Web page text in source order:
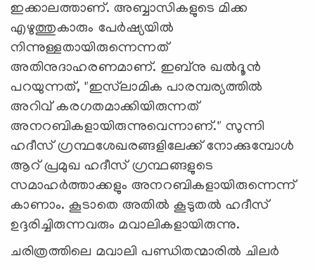
ഇക്കാലത്താണ്. അബ്ബാസികളുടെ മിക്ക
എഴുത്തുകാരും പേര്‍ഷ്യയില്‍
നിന്നുള്ളതായിരുന്നെന്നത്
അതിനുദാഹരണമാണ്. ഇബ്‌നു ഖല്‍ദൂന്‍
പറയുന്നത്, "ഇസ്‍ലാമിക പാരമ്പര്യത്തില്‍
അറിവ് കരഗതമാക്കിയിരുന്നത്
അനറബികളായിരുന്നുവെന്നാണ്." സുന്നി
ഹദീസ് ഗ്രന്ഥശേഖരങ്ങളിലേക്ക് നോക്കുമ്പോള്‍
ആറ് പ്രമുഖ ഹദീസ് ഗ്രന്ഥങ്ങളുടെ
സമാഹര്‍ത്താക്കളും അനറബികളായിരുന്നെന്ന്
കാണാം. കൂടാതെ അതില്‍ കൂടുതല്‍ ഹദീസ്
ഉദ്ദരിച്ചിരുന്നവരും മവാലികളായിരുന്നു.
ചരിത്രത്തിലെ മവാലി പണ്ഡിതന്മാരിൽ ചിലർ